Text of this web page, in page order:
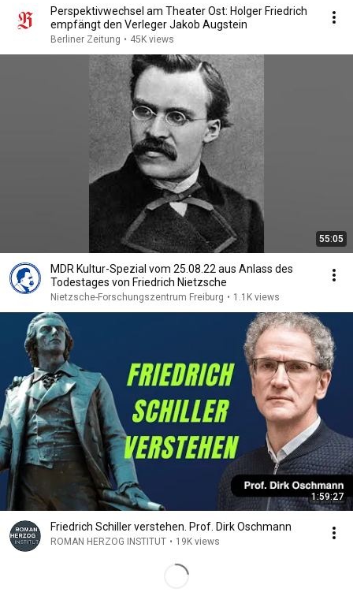
Perspektivwechsel am Theater Ost: Holger Friedrich
empfängt den Verleger Jakob Augstein
Berliner Zeitung • 45K views
55:05
MDR Kultur-Spezial vom 25.08.22 aus Anlass des
Todestages von Friedrich Nietzsche
Nietzsche-Forschungszentrum Freiburg • 1.1K views
1:59:27
Friedrich Schiller verstehen. Prof. Dirk Oschmann
ROMAN HERZOG INSTITUT • 19K views